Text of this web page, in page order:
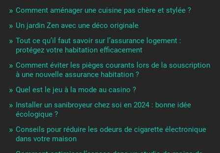
Comment aménager une cuisine pas chère et stylée ?
Un jardin Zen avec une déco originale
Tout ce qu’il faut savoir sur l’assurance logement :
protégez votre habitation efficacement
Comment éviter les pièges courants lors de la souscription
à une nouvelle assurance habitation ?
Quel est le jeu à la mode au casino ?
Installer un sanibroyeur chez soi en 2024 : bonne idée
écologique ?
Conseils pour réduire les odeurs de cigarette électronique
dans votre maison